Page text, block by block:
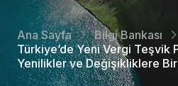
Ana Sayfa
Bilgi Bankası
Türkiye’de Yeni Vergi Teşvik
Yenilikler ve Değişikliklere Bir